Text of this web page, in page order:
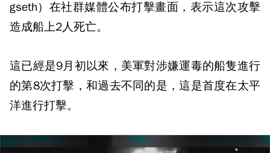
gseth）在社群媒體公布打擊畫面，表示這次攻擊
造成船上2人死亡。
這已經是9月初以來，美軍對涉嫌運毒的船隻進行
的第8次打擊，和過去不同的是，這是首度在太平
洋進行打擊。